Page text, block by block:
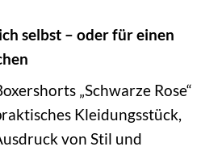
selbst – oder für einen
„Schwarze Rose“
Kleidungsstück,
von Stil und